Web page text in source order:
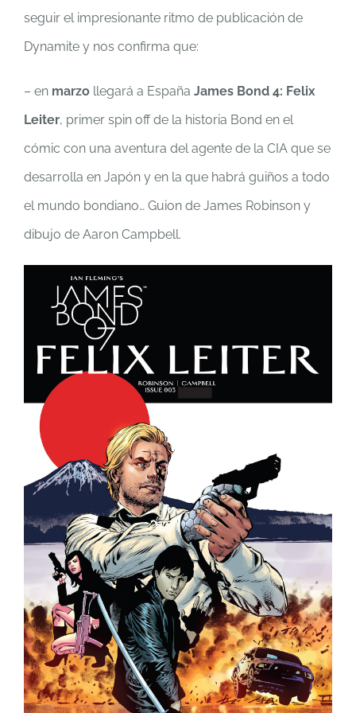
seguir el impresionante ritmo de publicación de
Dynamite y nos confirma que:
– en marzo llegará a España James Bond 4: Felix
Leiter, primer spin off de la historia Bond en el
cómic con una aventura del agente de la CIA que se
desarrolla en Japón y en la que habrá guiños a todo
el mundo bondiano… Guion de James Robinson y
dibujo de Aaron Campbell.